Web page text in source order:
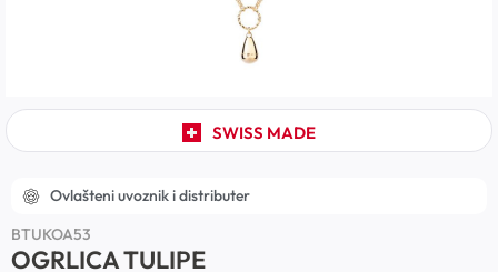
SWISS MADE
Ovlašteni uvoznik i distributer
BTUKOA53
OGRLICA TULIPE